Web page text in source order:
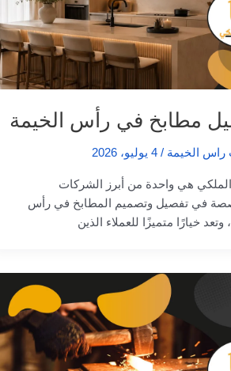
مطابخ في رأس الخيمة
راس الخيمة /4 يوليو، 2026
هي واحدة من أبرز الشركات
في تفصيل وتصميم المطابخ في رأس
وتعد خيارًا متميزًا للعملاء الذين